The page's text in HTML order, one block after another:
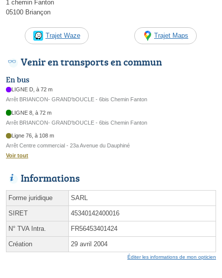
1 chemin Fanton
05100 Briançon
Trajet Waze Trajet Maps
Venir en transports en commun
En bus
LIGNE D, à 72 m
Arrêt BRIANCON- GRAND'bOUCLE - 6bis Chemin Fanton
LIGNE 8, à 72 m
Arrêt BRIANCON- GRAND'bOUCLE - 6bis Chemin Fanton
Ligne 76, à 108 m
Arrêt Centre commercial - 23a Avenue du Dauphiné
Voir tout
Informations
Forme juridique SARL
SIRET 45340142400016
N° TVA Intra. FR56453401424
Création 29 avril 2004
Éditer les informations de mon opticien